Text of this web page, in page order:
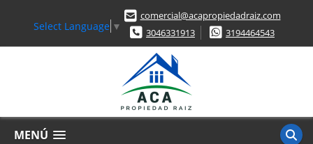
Select Language ▼
comercial@acapropiedadraiz.com
3046331913
3194464543
MENÚ